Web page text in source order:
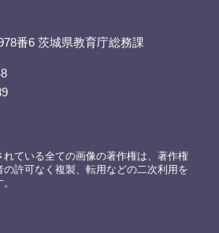
番6 茨城県教育庁総務課
れている全ての画像の著作権は、著作権
許可なく複製、転用などの二次利用を